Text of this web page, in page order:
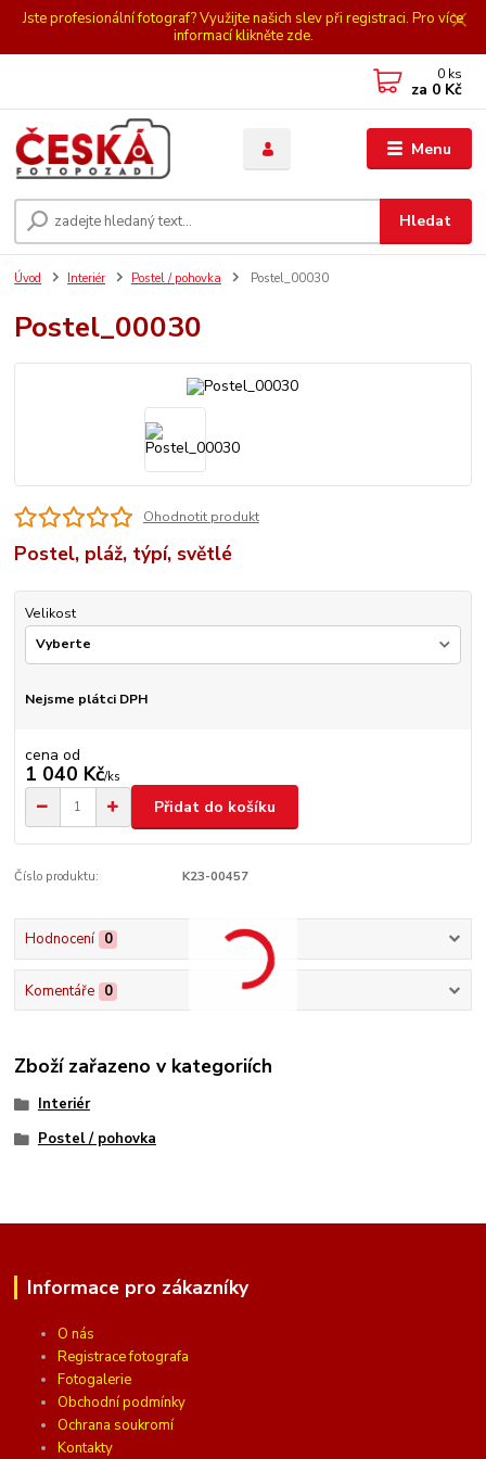
Jste profesionální fotograf? Využijte našich slev při registraci. Pro více
informací klikněte zde.
Menu
Hledat
0 ks
za 0 Kč
Úvod Interiér Postel / pohovka Postel_00030
Postel_00030
Ohodnotit produkt
Postel, pláž, týpí, světlé
Velikost
Nejsme plátci DPH
cena od
1 040 Kč/ks
Přidat do košíku
Číslo produktu: K23-00457
Hodnocení 0
Komentáře 0
Zboží zařazeno v kategoriích
Interiér
Postel / pohovka
Informace pro zákazníky
O nás
Registrace fotografa
Fotogalerie
Obchodní podmínky
Ochrana soukromí
Kontakty